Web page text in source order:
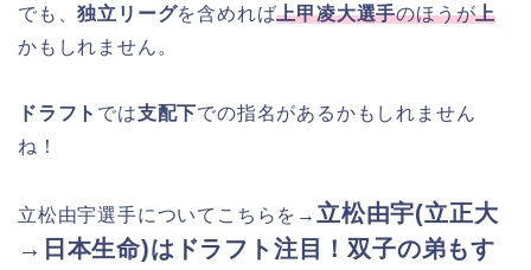
でも、独立リーグを含めれば上甲凌大選手のほうが上
かもしれません。
ドラフト では支配下での指名があるかもしれません
ね！
立松由宇選手についてこちらを→ 立松由宇(立正大
→日本生命)はドラフト注目！双子の弟もす